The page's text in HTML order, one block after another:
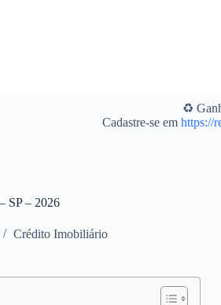
♻️
Cadastre-se em https://
SP – 2026
Crédito Imobiliário